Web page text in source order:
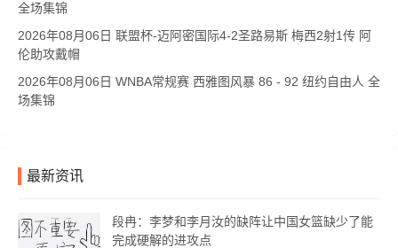
全场集锦
2026年08月06日 联盟杯-迈阿密国际4-2圣路易斯 梅西2射1传 阿
伦助攻戴帽
2026年08月06日 WNBA常规赛 西雅图风暴 86 - 92 纽约自由人 全
场集锦
最新资讯
段冉：李梦和李月汝的缺阵让中国女篮缺少了能
完成硬解的进攻点